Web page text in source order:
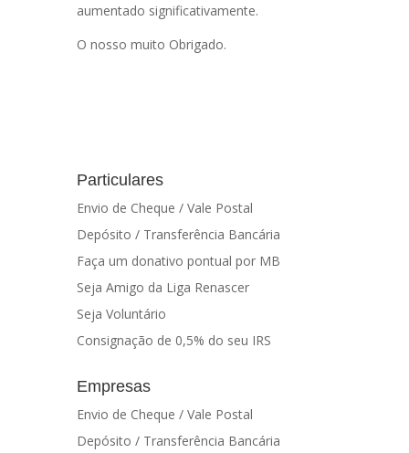
aumentado significativamente.
O nosso muito Obrigado.
Particulares
Envio de Cheque / Vale Postal
Depósito / Transferência Bancária
Faça um donativo pontual por MB
Seja Amigo da Liga Renascer
Seja Voluntário
Consignação de 0,5% do seu IRS
Empresas
Envio de Cheque / Vale Postal
Depósito / Transferência Bancária